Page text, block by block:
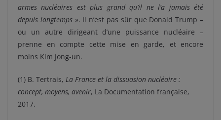
armes nucléaires est plus grand qu’il ne l’a jamais été
depuis longtemps». Il n’est pas sûr que Donald Trump –
ou un autre dirigeant d’une puissance nucléaire –
prenne en compte cette mise en garde, et encore
moins Kim Jong-un.
(1) B. Tertrais, La France et la dissuasion nucléaire :
concept, moyens, avenir, La Documentation française,
2017.